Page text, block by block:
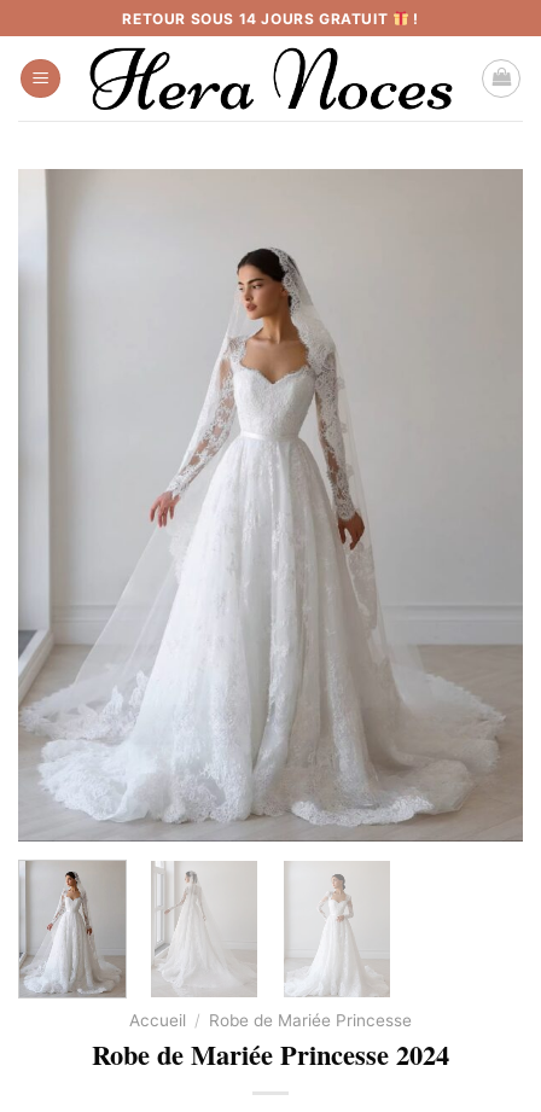
au
contenu
RETOUR SOUS 14 JOURS GRATUIT !
Accueil / Robe de Mariée Princesse
Robe de Mariée Princesse 2024